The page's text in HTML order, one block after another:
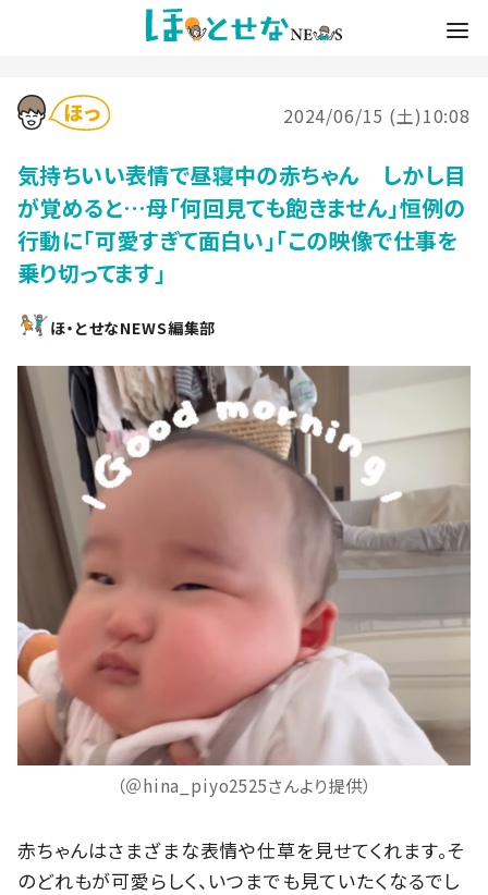
2024/06/15 (土)10:08
気持ちいい表情で昼寝中の赤ちゃん しかし目
が覚めると…母「何回見ても飽きません」恒例の
行動に「可愛すぎて面白い」「この映像で仕事を
乗り切ってます」
ほ・とせなNEWS編集部
（＠hina_piyo2525さんより提供）
赤ちゃんはさまざまな表情や仕草を見せてくれます。そ
のどれもが可愛らしく、いつまでも見ていたくなるでし